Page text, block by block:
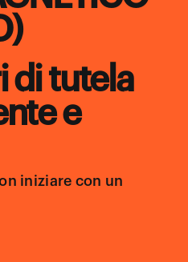
di tutela
e
iniziare con un